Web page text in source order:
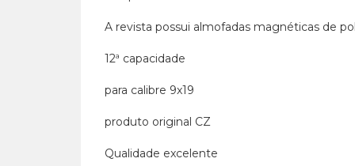
A revista possui almofadas magnéticas de
12ª capacidade
para calibre 9x19
produto original CZ
Qualidade excelente